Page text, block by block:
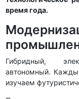
время года.
Гибридный,
автономный.
изучаем